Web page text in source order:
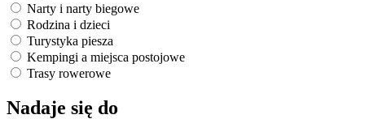
Narty i narty biegowe
Rodzina i dzieci
Turystyka piesza
Kempingi a miejsca postojowe
Trasy rowerowe
Nadaje się do